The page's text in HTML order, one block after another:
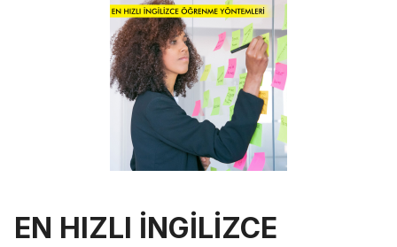
EN HIZLI İNGİLİZCE